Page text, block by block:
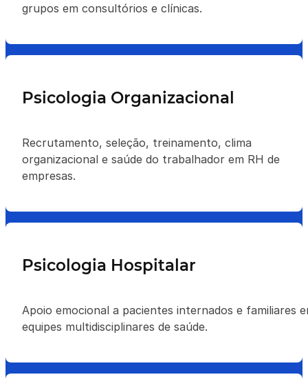
grupos em consultórios e clínicas.
Psicologia Organizacional
Recrutamento, seleção, treinamento, clima
organizacional e saúde do trabalhador em RH de
empresas.
Psicologia Hospitalar
Apoio emocional a pacientes internados e familiares
equipes multidisciplinares de saúde.